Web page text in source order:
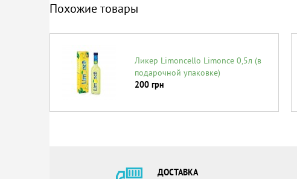
Похожие товары
Ликер Limoncello Limonce 0,5л (в
подарочной упаковке)
200 грн
ДОСТАВКА